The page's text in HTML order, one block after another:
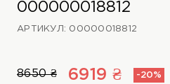
000000018812
АРТИКУЛ: 00000018812
8650 ₴ 6919 ₴ -20%